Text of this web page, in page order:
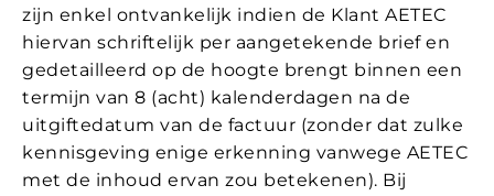
zijn enkel ontvankelijk indien de Klant AETEC
hiervan schriftelijk per aangetekende brief en
gedetailleerd op de hoogte brengt binnen een
termijn van 8 (acht) kalenderdagen na de
uitgiftedatum van de factuur (zonder dat zulke
kennisgeving enige erkenning vanwege AETEC
met de inhoud ervan zou betekenen). Bij